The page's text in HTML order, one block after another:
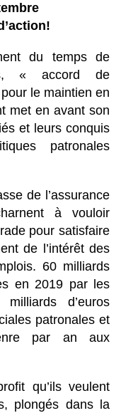
du temps de
« accord de
le maintien en
met en avant son
et leurs conquis
patronales
de l’assurance
à vouloir
pour satisfaire
de l’intérêt des
60 milliards
en 2019 par les
d’euros
patronales et
par an aux
qu’ils veulent
plongés dans la